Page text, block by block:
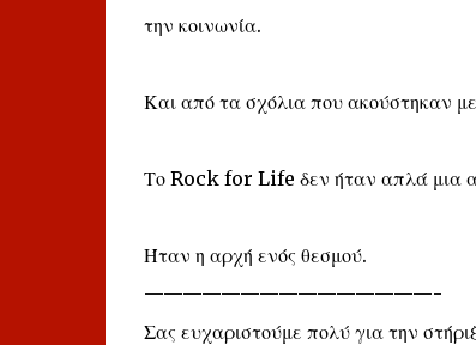
την κοινωνία.
Και από τα σχόλια που ακούστηκαν
Το Rock for Life δεν ήταν απλά μια
Ήταν η αρχή ενός θεσμού.
———————————————-
Σας ευχαριστούμε πολύ για την